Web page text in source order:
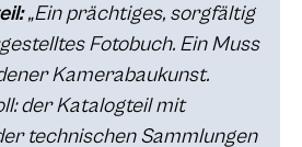
„Ein prächtiges, sorgfältig
Fotobuch. Ein Muss
Kamerabaukunst.
der Katalogteil mit
technischen Sammlungen